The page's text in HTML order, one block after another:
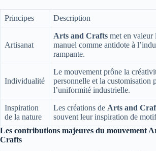
Principes Description
Artisanat
Arts and Crafts met en valeur
manuel comme antidote à
rampante.
Individualité
Le mouvement prône la
personnelle et la customisation
l’uniformité industrielle.
Inspiration
de la nature
Les créations de Arts and
souvent leur inspiration de
Les contributions majeures du mouvement
Crafts